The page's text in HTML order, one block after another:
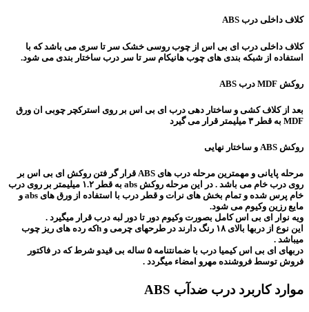
کلاف داخلی درب ABS
کلاف داخلی درب ای بی اس از چوب روسی خشک سر تا سری می باشد که با
استفاده از شبکه بندی های چوب هانیکام سر تا سر درب ساختار بندی می شود.
روکش MDF درب ABS
بعد از کلاف کشی و ساختار دهی درب ای بی اس بر روی استرکچر چوبی ان ورق
MDF به قطر ۳ میلیمتر قرار می گیرد
روکش ABS و ساختار نهایی
مرحله پایانی و مهمترین مرحله درب های ABS قرار گر فتن روکش ای بی اس بر
روی درب خام می باشد . در این مرحله روکش abs به قطر ۱.۲ میلیمتر بر روی درب
خام پرس شده و تمام بخش های نرات و قطر درب با استفاده از ورق های abs و
مایع رزین وکیوم می شود.
ویه نوار ای بی اس کامل بصورت وکیوم دور تا دور لبه درب قرار میگیرد .
این نوع از دربها بالای ۱۸ رنگ دارند در طرحهای چرمی و hکه رده های ریز چوب
میباشد .
دربهای ای بی اس کیمیا درب با ضمانتنامه ۵ ساله بی قیدو شرط که در فاکتور
فروش توسط فروشنده مهرو امضاء میگردد .
موارد کاربرد درب ضدآب ABS